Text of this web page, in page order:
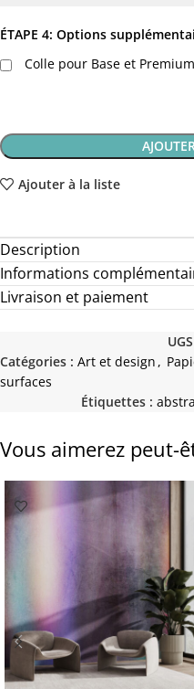
ÉTAPE 4: Options
Colle pour Base et
Ajouter à la liste
Description
Informations
Livraison et paiement
Catégories : Art et design ,
surfaces
Étiquettes :
Vous aimerez peut-